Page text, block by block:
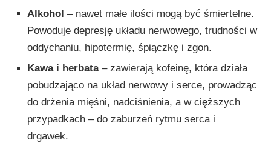
Alkohol – nawet małe ilości mogą być śmiertelne.
Powoduje depresję układu nerwowego, trudności w
oddychaniu, hipotermię, śpiączkę i zgon.
Kawa i herbata– zawierają kofeinę, która działa
pobudzająco na układ nerwowy i serce, prowadząc
do drżenia mięśni, nadciśnienia, a w cięższych
przypadkach – do zaburzeń rytmu serca i
drgawek.